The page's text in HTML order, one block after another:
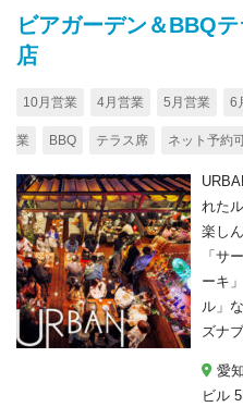
ビアガーデン＆BBQ
店
10月営業 4月営業 5月営業 6
業 BBQ テラス席 ネット予約
れた
楽し
「サ
ーキ
ル」
ズナ
愛
ビル